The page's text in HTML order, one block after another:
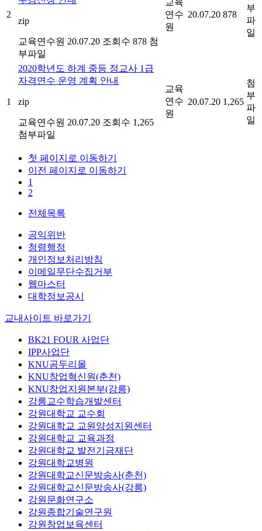
2
zip
교육연수원 20.07.20 조회수 878 첨
부파일
교육
연수
원
20.07.20 878
부
파
일
1
2020학년도 하계 중등 정교사 1급
자격연수 운영 계획 안내
zip
교육연수원 20.07.20 조회수 1,265
첨부파일
교육
연수
원
20.07.20 1,265
첨
부
파
일
첫 페이지로 이동하기
이전 페이지로 이동하기
1
2
전체목록
공익위반
청렴행정
개인정보처리방침
이메일무단수집거부
웹마스터
대학정보공시
교내사이트 바로가기
BK21 FOUR 사업단
IPP사업단
KNU곰두리몰
KNU창업혁신원(춘천)
KNU창업지원본부(강릉)
강릉교수학습개발센터
강원대학교 교수회
강원대학교 교원양성지원센터
강원대학교 교육과정
강원대학교 발전기금재단
강원대학교병원
강원대학교신문방송사(춘천)
강원대학교신문방송사(강릉)
강원문화연구소
강원종합기술연구원
강원창업보육센터